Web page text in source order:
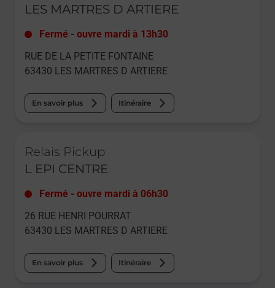
LES MARTRES D ARTIERE
Fermé - ouvre mardi à 13h30
RUE DE LA PETITE FONTAINE
63430 LES MARTRES D ARTIERE
En savoir plus Itinéraire
Relais Pickup
L EPI CENTRE
Fermé - ouvre mardi à 06h30
26 RUE HENRI POURRAT
63430 LES MARTRES D ARTIERE
En savoir plus Itinéraire